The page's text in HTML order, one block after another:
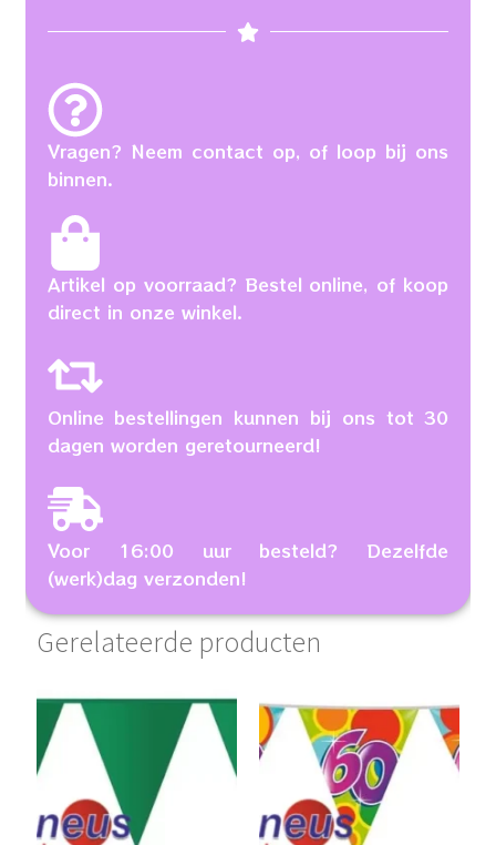
Vragen? Neem contact op, of loop bij ons
binnen.
Artikel op voorraad? Bestel online, of koop
direct in onze winkel.
Online bestellingen kunnen bij ons tot 30
dagen worden geretourneerd!
Voor 16:00 uur besteld? Dezelfde
(werk)dag verzonden!
Gerelateerde producten